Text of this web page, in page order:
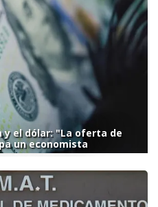
y el dólar: "La oferta de
un economista